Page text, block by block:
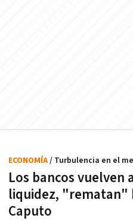
Los bancos
liquidez, "rematan"
Caputo
ECONOMÍA/ Turbulencia en el